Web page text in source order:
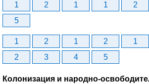
1 2 1 1 2
5
1 2 1 2 1
2
3 4 5
Колонизация и народно-